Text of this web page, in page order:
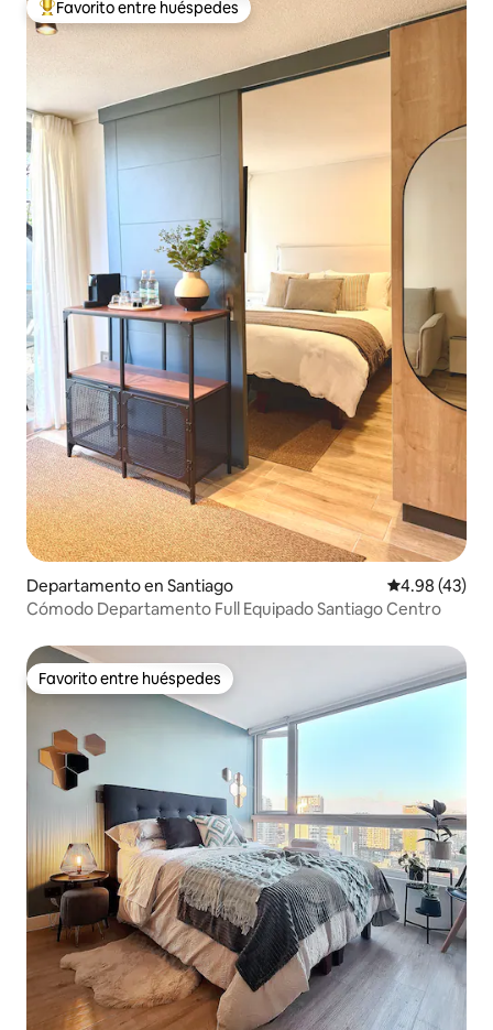
De los mejores en Favorito entre huéspedes
Favorito entre huéspedes
Departamento en Santiago Calificación
4.98 (43)
Cómodo Departamento Full Equipado Santiago Centro
Favorito entre huéspedes
Favorito entre huéspedes